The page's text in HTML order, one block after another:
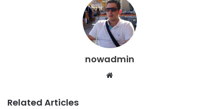
nowadmin
Website
Related Articles